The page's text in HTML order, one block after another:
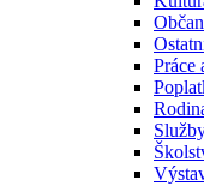
Práce